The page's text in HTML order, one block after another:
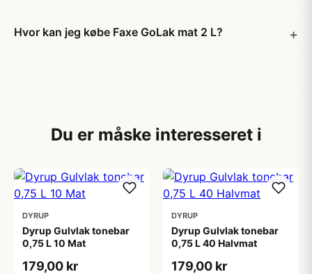
Hvor kan jeg købe Faxe GoLak mat 2 L?
Du er måske interesseret i
DYRUP
Dyrup Gulvlak tonebar
0,75 L 10 Mat
179,00 kr
DYRUP
Dyrup Gulvlak tonebar
0,75 L 40 Halvmat
179,00 kr